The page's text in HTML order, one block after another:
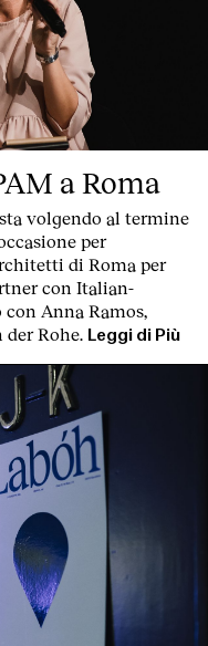
a Roma
sta volgendo al termine
per
di Roma per
con Italian-
Anna Ramos,
Rohe. Leggi di Più